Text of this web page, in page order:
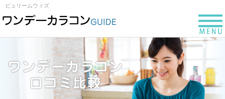
ピュリームウィズ